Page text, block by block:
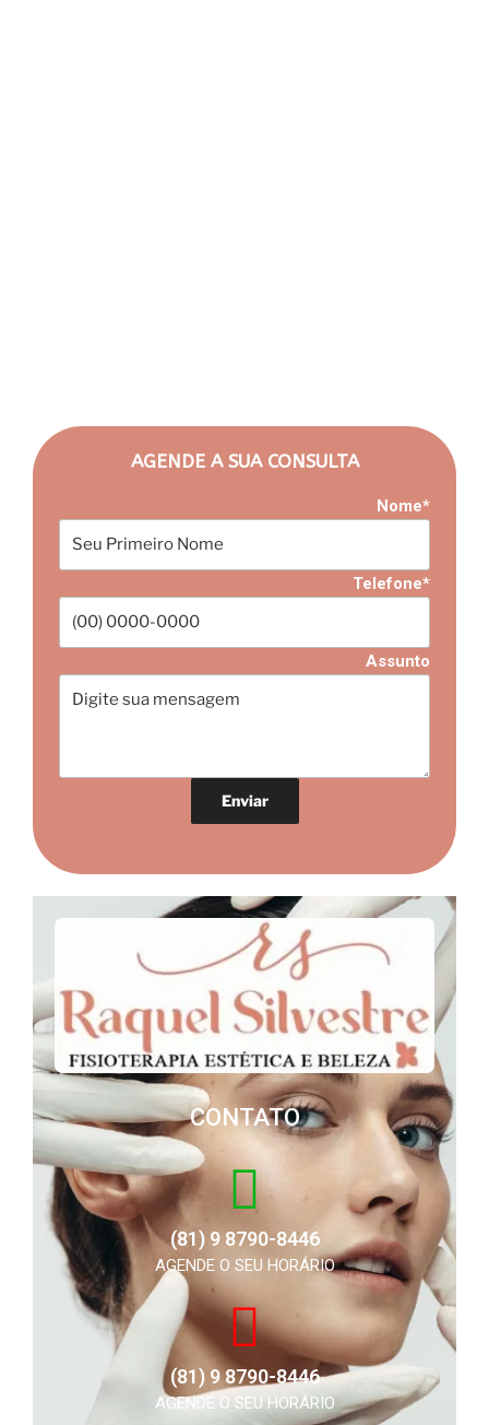
AGENDE A SUA CONSULTA
Nome*
Telefone*
Assunto
CONTATO
(81) 9 8790-8446
AGENDE O SEU HORÁRIO
(81) 9 8790-8446
AGENDE O SEU HORÁRIO